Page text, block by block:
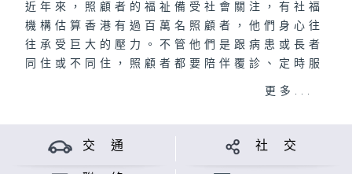
近年來，照顧者的福祉備受社會關注，有社福
機構估算香港有過百萬名照顧者，他們身心往
往承受巨大的壓力。不管他們是跟病患或長者
同住或不同住，照顧者都要陪伴覆診、定時服
藥、甚至上廁所和洗澡等。當責任愈來愈大，
援。
更多...
交 通 社 交